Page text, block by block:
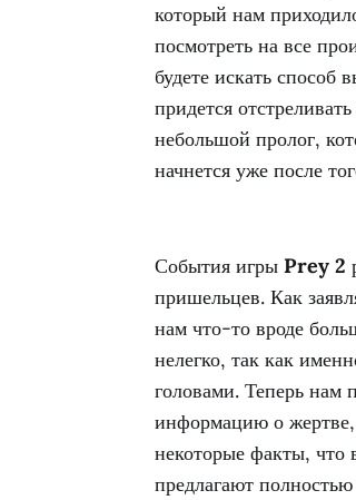
который нам
посмотреть на все
будете искать способ
придется
небольшой пролог,
начнется уже после
События игры Prey 2
пришельцев. Как
нам что-то вроде
нелегко, так как
головами. Теперь нам
информацию о жертве,
некоторые факты, что
предлагают